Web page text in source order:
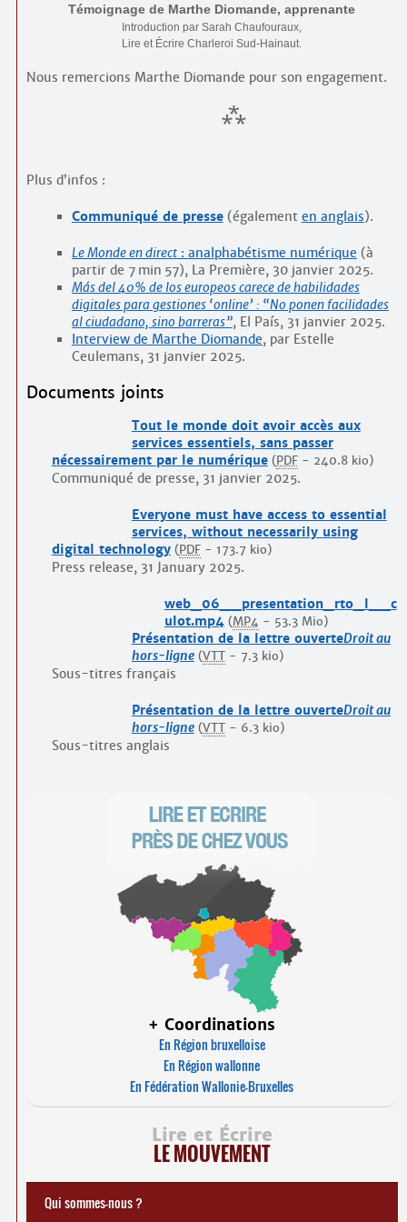
Témoignage de Marthe Diomande, apprenante
Introduction par Sarah Chaufouraux,
Lire et Écrire Charleroi Sud-Hainaut.
Nous remercions Marthe Diomande pour son engagement.
Plus d’infos :
Communiqué de presse(également en anglais).
Le Monde en direct: analphabétisme numérique (à
partir de 7 min 57), La Première, 30 janvier 2025.
Más del 40% de los europeos carece de habilidades
digitales para gestiones ‘online’ : “No ponen facilidades
al ciudadano, sino barreras”, El País,31 janvier 2025.
Interview de Marthe Diomande, par Estelle
Ceulemans, 31 janvier 2025.
Documents joints
Tout le monde doit avoir accès aux
services essentiels, sans passer
nécessairement par le numérique ( PDF- 240.8 kio)
Communiqué de presse, 31 janvier 2025.
Everyone must have access to essential
services, without necessarily using
digital technology ( PDF- 173.7 kio)
Press release, 31 January 2025.
web_06__presentation_rto_l__c
ulot.mp4 (MP4 - 53.3 Mio)
Présentation de la lettre ouverteDroit au
hors-ligne (VTT- 7.3 kio)
Sous-titres français
Présentation de la lettre ouverteDroit au
hors-ligne (VTT- 6.3 kio)
Sous-titres anglais
+ Coordinations
En Région bruxelloise
En Région wallonne
En Fédération Wallonie-Bruxelles
Lire et Écrire
LE MOUVEMENT
Qui sommes-nous ?